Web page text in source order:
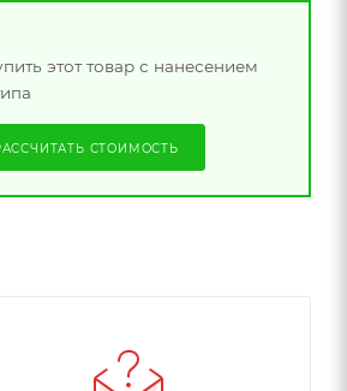
этот товар с нанесением
СТОИМОСТЬ